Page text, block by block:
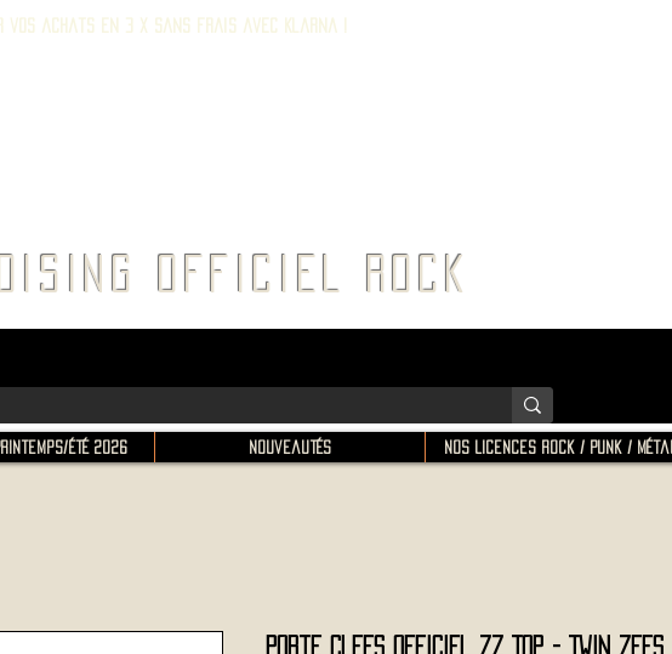
vos achats en 3 x sans frais avec Klarna !
OFFICIEL ROCK
Été 2026 Nouveautés Nos Licences Rock / Punk / Métal
Porte Clefs Officiel ZZ TOP - Twin Zees